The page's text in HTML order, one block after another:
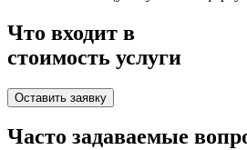
Что входит в
стоимость услуги
Оставить заявку
Часто задаваемые